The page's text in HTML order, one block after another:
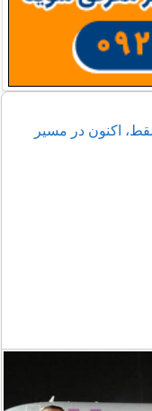
اکنون در مسیر